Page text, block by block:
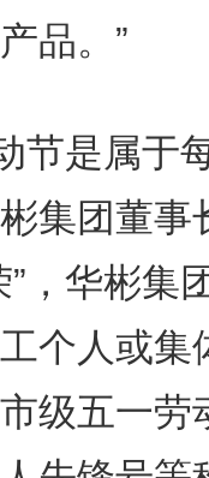
品。”
是属于
集团董事
，华彬集
个人或集
级五一劳